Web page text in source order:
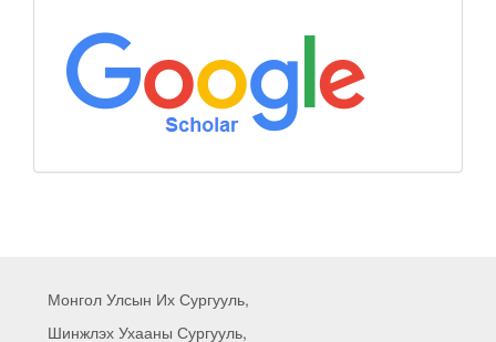
Монгол Улсын Их Сургууль,
Шинжлэх Ухааны Сургууль,